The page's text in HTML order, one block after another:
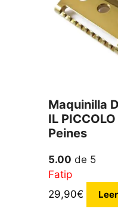
Maquinilla
IL
Peines
5.00 de 5
Fatip
29,90€